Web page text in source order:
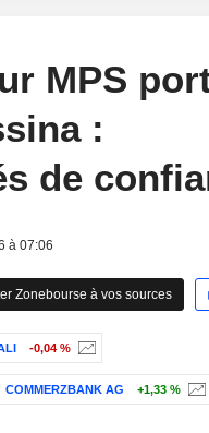
MPS
:
de
à 07:06
Zonebourse à vos sources
-0,04 %
COMMERZBANK AG +1,33 %